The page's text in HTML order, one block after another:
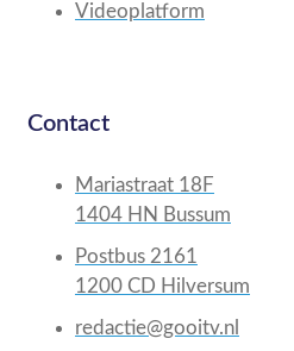
Videoplatform
Contact
Mariastraat 18F
1404 HN Bussum
Postbus 2161
1200 CD Hilversum
redactie@gooitv.nl